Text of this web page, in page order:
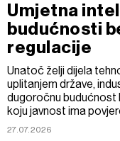
Umjetna
budućnosti
regulacije
Unatoč želji dijela
uplitanjem države,
dugoročnu budućnost
koju javnost ima
27.07.2026